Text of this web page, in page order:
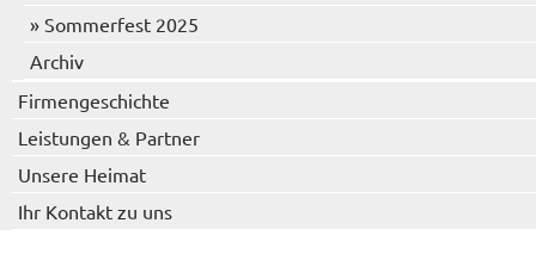
» Sommerfest 2025
Archiv
Firmengeschichte
Leistungen & Partner
Unsere Heimat
Ihr Kontakt zu uns